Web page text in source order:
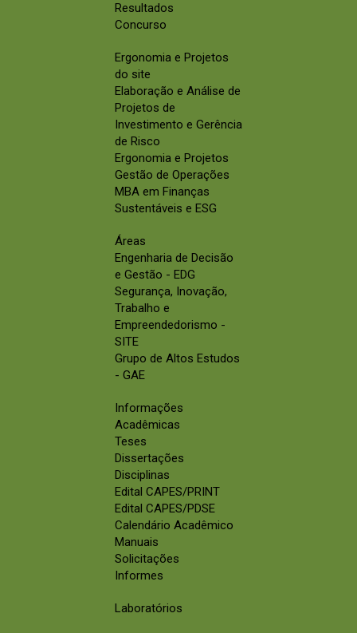
Resultados
Concurso
Ergonomia e Projetos
do site
Elaboração e Análise de
Projetos de
Investimento e Gerência
de Risco
Ergonomia e Projetos
Gestão de Operações
MBA em Finanças
Sustentáveis e ESG
Áreas
Engenharia de Decisão
e Gestão - EDG
Segurança, Inovação,
Trabalho e
Empreendedorismo -
SITE
Grupo de Altos Estudos
- GAE
Informações
Acadêmicas
Teses
Dissertações
Disciplinas
Edital CAPES/PRINT
Edital CAPES/PDSE
Calendário Acadêmico
Manuais
Solicitações
Informes
Laboratórios